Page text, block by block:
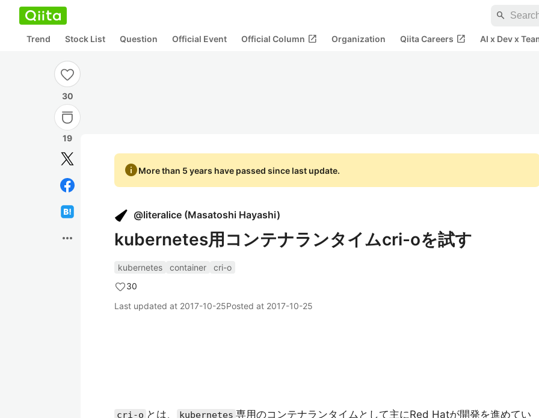
search
Trend Stock List Question Official Event Official Column open_in_new Organization Qiita Careers open_in_new AI x Dev x
30
19
more_horiz
infoMore than 5 years have passed since last update.
@literalice (Masatoshi Hayashi)
kubernetes用コンテナランタイムcri-oを試す
kubernetes container
cri-o
30
Last updated at 2017-10-25Posted at 2017-10-25
cri-o とは、 kubernetes 専用のコンテナランタイムとして主にRed Hatが開発を進めてい